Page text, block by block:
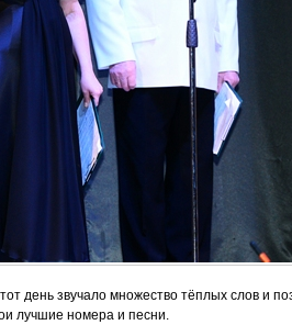
день звучало множество тёплых слов и
лучшие номера и песни.